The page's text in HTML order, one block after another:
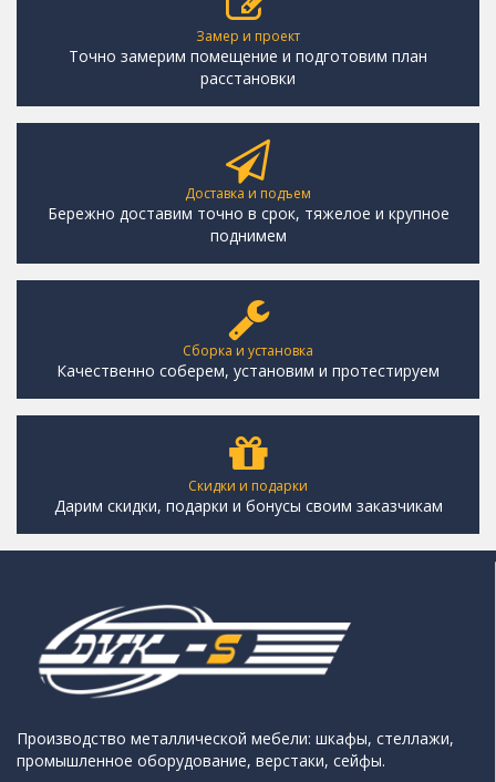
Замер и проект
Точно замерим помещение и подготовим план
расстановки
Доставка и подъем
Бережно доставим точно в срок, тяжелое и крупное
поднимем
Сборка и установка
Качественно соберем, установим и протестируем
Скидки и подарки
Дарим скидки, подарки и бонусы своим заказчикам
Производство металлической мебели: шкафы, стеллажи,
промышленное оборудование, верстаки, сейфы.